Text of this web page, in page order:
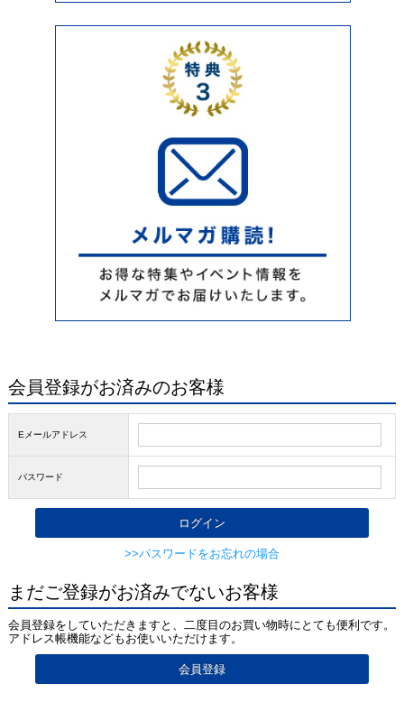
会員登録がお済みのお客様
Eメールアドレス
パスワード
>>パスワードをお忘れの場合
まだご登録がお済みでないお客様
会員登録をしていただきますと、二度目のお買い物時にとても便利です。
アドレス帳機能などもお使いいただけます。